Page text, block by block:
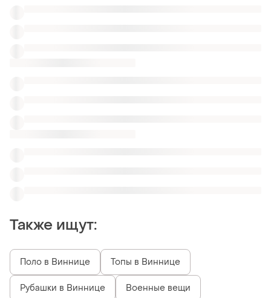
Также ищут:
Поло в Виннице Топы в Виннице
Рубашки в Виннице Военные вещи